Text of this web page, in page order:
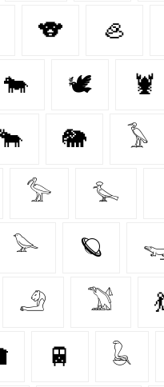
🐨 🦪
🐄 🕊 🦞
🐂 🐘 𓅥
𓅞 𓅙
𓅪 🪐
𓄂 𓅑
🚆 𓆘